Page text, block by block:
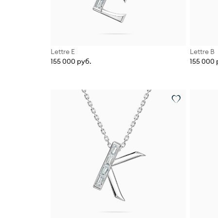
Lettre Е
155 000 руб.
Lettre В
155 000